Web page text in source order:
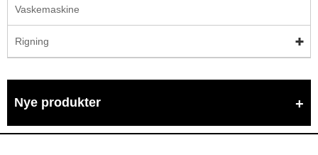
Vaskemaskine
Rigning
Nye produkter